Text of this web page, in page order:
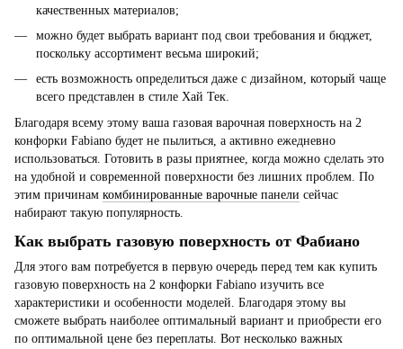
качественных материалов;
можно будет выбрать вариант под свои требования и бюджет,
поскольку ассортимент весьма широкий;
есть возможность определиться даже с дизайном, который чаще
всего представлен в стиле Хай Тек.
Благодаря всему этому ваша газовая варочная поверхность на 2
конфорки Fabiano будет не пылиться, а активно ежедневно
использоваться. Готовить в разы приятнее, когда можно сделать это
на удобной и современной поверхности без лишних проблем. По
этим причинам комбинированные варочные панели сейчас
набирают такую популярность.
Как выбрать газовую поверхность от Фабиано
Для этого вам потребуется в первую очередь перед тем как купить
газовую поверхность на 2 конфорки Fabiano изучить все
характеристики и особенности моделей. Благодаря этому вы
сможете выбрать наиболее оптимальный вариант и приобрести его
по оптимальной цене без переплаты. Вот несколько важных